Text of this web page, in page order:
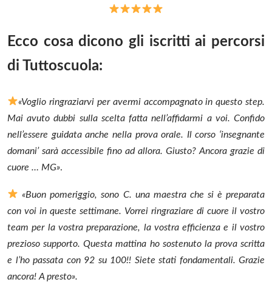
Ecco cosa dicono gli iscritti ai percorsi
di Tuttoscuola:
«Voglio ringraziarvi per avermi accompagnato in questo step.
Mai avuto dubbi sulla scelta fatta nell’affidarmi a voi. Confido
nell’essere guidata anche nella prova orale. Il corso ‘insegnante
domani’ sarà accessibile fino ad allora. Giusto? Ancora grazie di
cuore … MG».
«Buon pomeriggio, sono C. una maestra che si è preparata
con voi in queste settimane. Vorrei ringraziare di cuore il vostro
team per la vostra preparazione, la vostra efficienza e il vostro
prezioso supporto.Questa mattina ho sostenuto la prova scritta
e l’ho passata con 92 su 100!! Siete stati fondamentali. Grazie
ancora! A presto».